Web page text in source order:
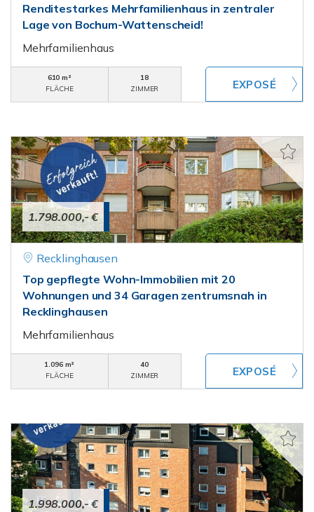
Renditestarkes Mehrfamilienhaus in zentraler
Lage von Bochum-Wattenscheid!
Mehrfamilienhaus
610 m²
FLÄCHE
18
ZIMMER
1.798.000,- €
Recklinghausen
Top gepflegte Wohn-Immobilien mit 20
Wohnungen und 34 Garagen zentrumsnah in
Recklinghausen
Mehrfamilienhaus
1.096 m²
FLÄCHE
40
ZIMMER
1.998.000,- €